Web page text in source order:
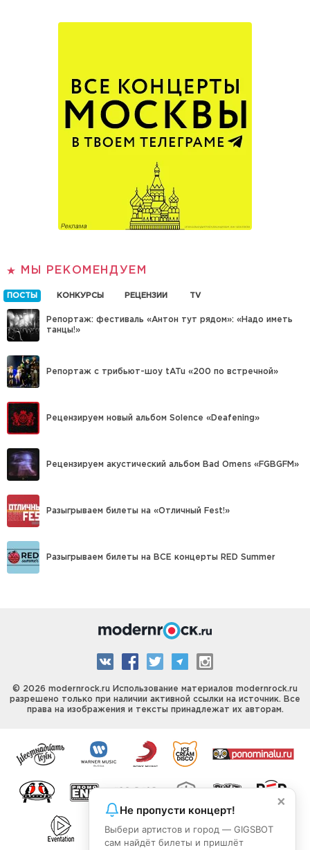
МЫ РЕКОМЕНДУЕМ
ПОСТЫ КОНКУРСЫ РЕЦЕНЗИИ TV
Репортаж: фестиваль «Антон тут рядом»: «Надо иметь
танцы!»
Репортаж с трибьют-шоу tATu «200 по встречной»
Рецензируем новый альбом Solence «Deafening»
Рецензируем акустический альбом Bad Omens «FGBGFM»
Разыгрываем билеты на «Отличный Fest!»
Разыгрываем билеты на ВСЕ концерты RED Summer
© 2026 modernrock.ru Использование материалов modernrock.ru
разрешено только при наличии активной ссылки на источник. Все
права на изображения и тексты принадлежат их авторам.
×
Не пропусти концерт!
Выбери артистов и город — GIGSBOT
сам найдёт билеты и пришлёт